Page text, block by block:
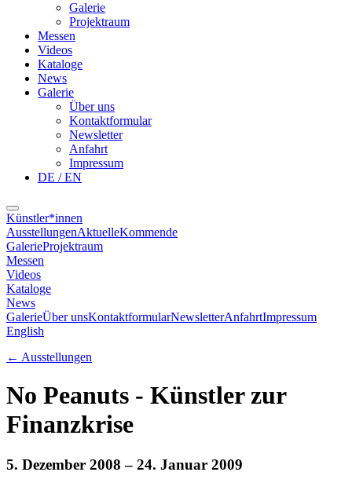
Galerie
Projektraum
Messen
Videos
Kataloge
News
Galerie
Über uns
Kontaktformular
Newsletter
Anfahrt
Impressum
DE / EN
Künstler*innen
AusstellungenAktuelleKommende
GalerieProjektraum
Messen
Videos
Kataloge
News
GalerieÜber unsKontaktformularNewsletterAnfahrtImpressum
English
← Ausstellungen
No Peanuts - Künstler zur
Finanzkrise
5. Dezember 2008 – 24. Januar 2009